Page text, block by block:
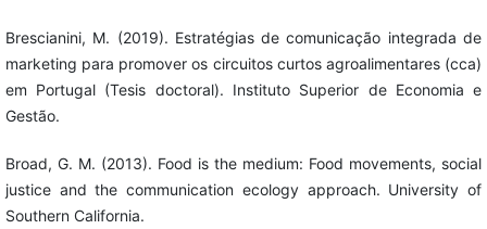
Brescianini, M. (2019). Estratégias de comunicação integrada de
marketing para promover os circuitos curtos agroalimentares (cca)
em Portugal (Tesis doctoral). Instituto Superior de Economia e
Gestão.
Broad, G. M. (2013). Food is the medium: Food movements, social
justice and the communication ecology approach. University of
Southern California.